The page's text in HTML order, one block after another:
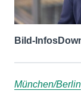
Bild-Infos
München/Berlin